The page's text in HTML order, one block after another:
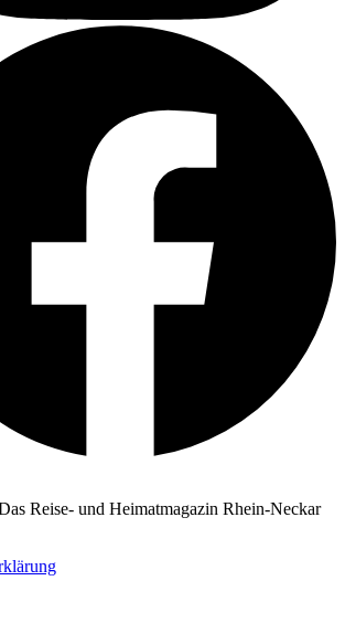
Reise- und Heimatmagazin Rhein-Neckar